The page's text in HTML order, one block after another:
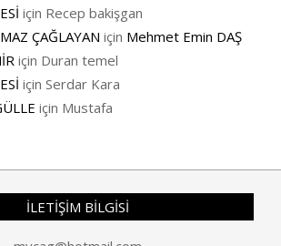
için Recep bakişgan
ÇAĞLAYAN için Mehmet Emin DAŞ
için Duran temel
için Serdar Kara
için Mustafa
İLETİŞİM BİLGİSİ